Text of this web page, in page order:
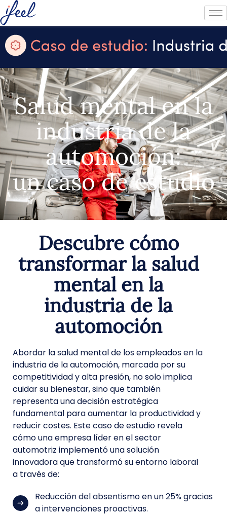
Salud mental en la
industria de la
automoción:
un caso de estudio
Descubre cómo
transformar la salud
mental en la
industria de la
automoción
Abordar la salud mental de los empleados en la
industria de la automoción, marcada por su
competitividad y alta presión, no solo implica
cuidar su bienestar, sino que también
representa una decisión estratégica
fundamental paraaumentar la productividad y
reducir costes. Este caso de estudio revela
cómo una empresa líder en el sector
automotriz implementó una solución
innovadora que transformó su entorno laboral
a través de:
Reducción del absentismo en un 25% gracias
a intervenciones proactivas.